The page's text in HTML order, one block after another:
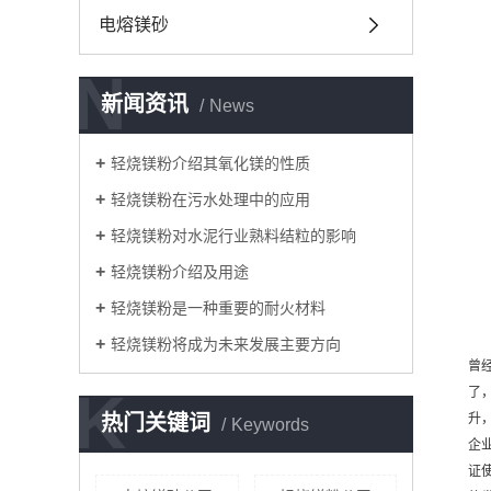
电熔镁砂
新闻资讯 News
N
轻烧镁粉介绍其氧化镁的性质
轻烧镁粉在污水处理中的应用
轻烧镁粉对水泥行业熟料结粒的影响
轻烧镁粉介绍及用途
轻烧镁粉是一种重要的耐火材料
轻烧镁粉将成为未来发展主要方向
热门关键词 Keywords
K
曾
了
升
企
证